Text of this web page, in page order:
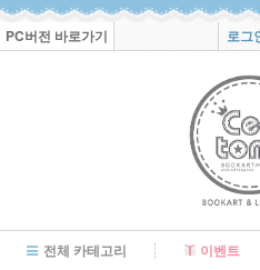
PC버전 바로가기 로그
전체 카테고리 이벤트